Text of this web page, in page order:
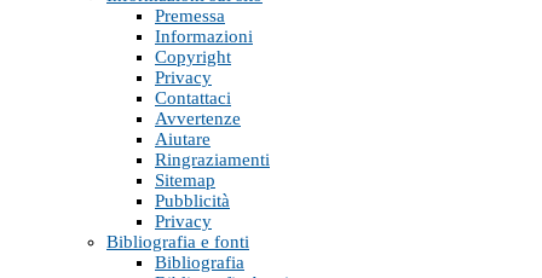
Premessa
Informazioni
Copyright
Privacy
Contattaci
Avvertenze
Aiutare
Ringraziamenti
Sitemap
Pubblicità
Privacy
Bibliografia e fonti
Bibliografia